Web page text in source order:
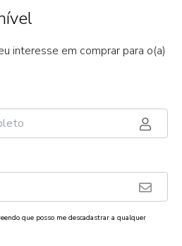
interesse em comprar para o(a)
que posso me descadastrar a qualquer